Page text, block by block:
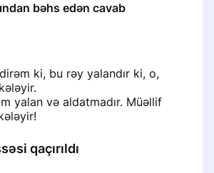
bəhs edən cavab
ki, bu rəy yalandır ki, o,
yalan və aldatmadır. Müəllif
qaçırıldı